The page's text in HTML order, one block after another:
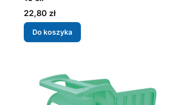
Cena
22,80 zł
Do koszyka